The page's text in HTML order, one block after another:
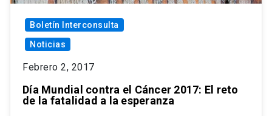
Boletín Interconsulta
Noticias
Febrero 2, 2017
Día Mundial contra el Cáncer 2017: El reto
de la fatalidad a la esperanza